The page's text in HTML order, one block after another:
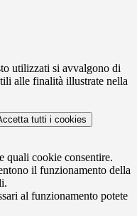
utilizzati si avvalgono di
alle finalità illustrate nella
tutti i cookies
quali cookie consentire.
il funzionamento della
al funzionamento potete